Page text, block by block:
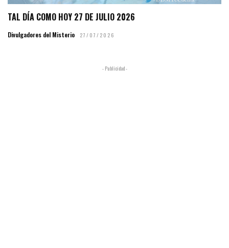
TAL DÍA COMO HOY 27 DE JULIO 2026
Divulgadores del Misterio 27/07/2026
- Publicidad -